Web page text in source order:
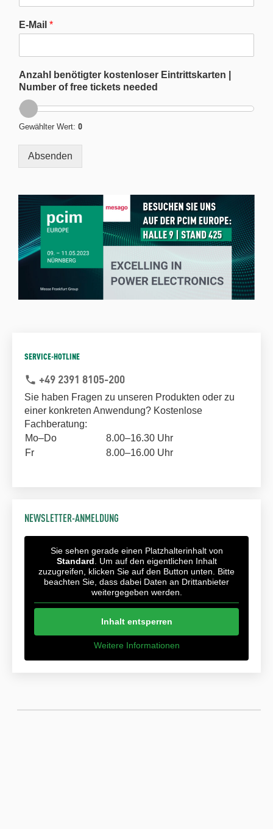
E-Mail *
Anzahl benötigter kostenloser Eintrittskarten |
Number of free tickets needed
Gewählter Wert: 0
Absenden
SERVICE-HOTLINE
phone +49 2391 8105-200
Sie haben Fragen zu unseren Produkten oder zu
einer konkreten Anwendung? Kostenlose
Fachberatung:
Mo–Do
8.00–16.30 Uhr
Fr
8.00–16.00 Uhr
NEWSLETTER-ANMELDUNG
Sie sehen gerade einen Platzhalterinhalt von
Standard . Um auf den eigentlichen Inhalt
zuzugreifen, klicken Sie auf den Button unten. Bitte
beachten Sie, dass dabei Daten an Drittanbieter
weitergegeben werden.
Inhalt entsperren
Weitere Informationen